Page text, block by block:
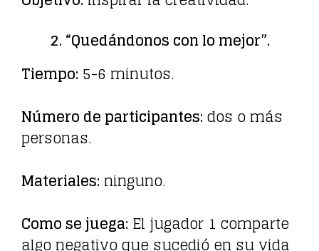
2. “Quedándonos con lo mejor”.
Tiempo: 5-6 minutos.
Número de participantes:dos o más
personas.
Materiales: ninguno.
Como se juega: El jugador 1 comparte
algo negativo que sucedió en su vida